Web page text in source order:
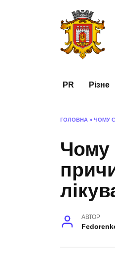
PR Різне
ГОЛОВНА » ЧОМУ
Чому
АВТОР